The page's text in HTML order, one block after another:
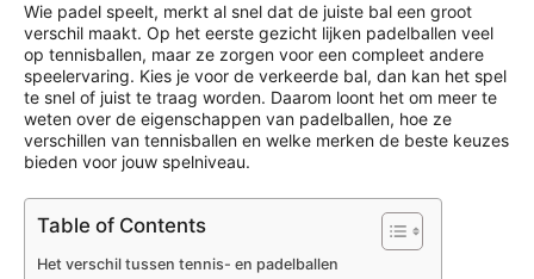
Wie padel speelt, merkt al snel dat de juiste bal een groot
verschil maakt. Op het eerste gezicht lijken padelballen veel
op tennisballen, maar ze zorgen voor een compleet andere
speelervaring. Kies je voor de verkeerde bal, dan kan het spel
te snel of juist te traag worden. Daarom loont het om meer te
weten over de eigenschappen van padelballen, hoe ze
verschillen van tennisballen en welke merken de beste keuzes
bieden voor jouw spelniveau.
Table of Contents
Het verschil tussen tennis- en padelballen